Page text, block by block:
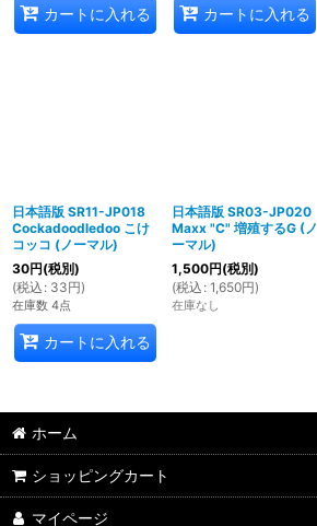
カートに入れる カートに入れる
日本語版 SR11-JP018
Cockadoodledoo こけ
コッコ (ノーマル)
30円(税別)
(税込 : 33円)
在庫数 4点
カートに入れる
日本語版 SR03-JP020
Maxx "C" 増殖するG (ノ
ーマル)
1,500円(税別)
(税込 : 1,650円)
在庫なし
ホーム
ショッピングカート
マイページ